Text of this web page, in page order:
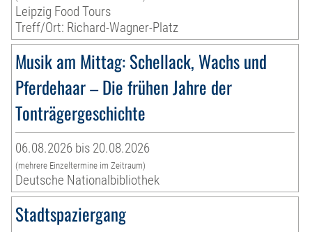
Leipzig Food Tours
Treff/Ort: Richard-Wagner-Platz
Musik am Mittag: Schellack, Wachs und
Pferdehaar – Die frühen Jahre der
Tonträgergeschichte
06.08.2026 bis 20.08.2026
(mehrere Einzeltermine im Zeitraum)
Deutsche Nationalbibliothek
Stadtspaziergang